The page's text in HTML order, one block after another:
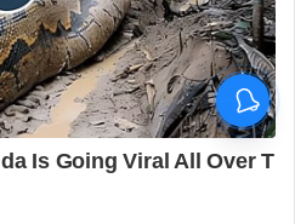
മർദിച്ചെന്ന
പാലക്കാട്
ചെയ്തു